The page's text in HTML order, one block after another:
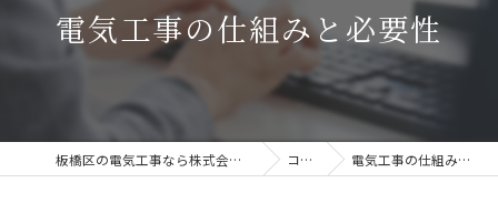
電気工事の仕組みと必要性
板橋区の電気工事なら株式会社ラプチャー コラム 電気工事の仕組みと必要性